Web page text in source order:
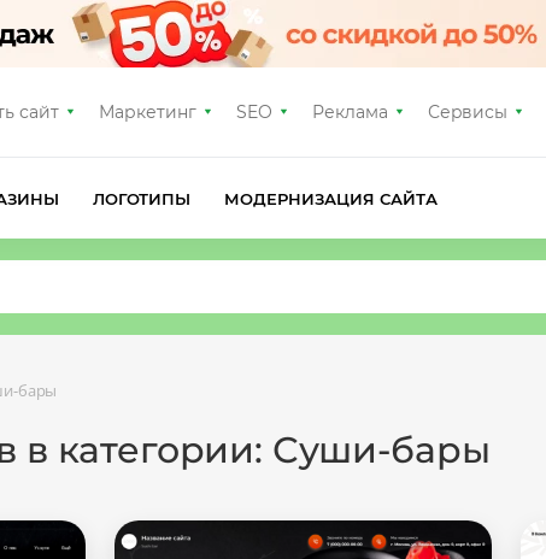
сайт Маркетинг SEO Реклама Сервисы
ЛОГОТИПЫ МОДЕРНИЗАЦИЯ САЙТА
бары
в категории: Суши-бары